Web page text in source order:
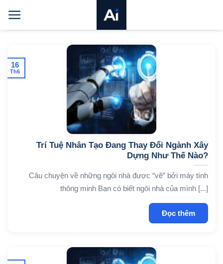
qua
nội
Trí Tuệ Nhân Tạo Đang Thay Đổi Ngành Xây
Dựng Như Thế Nào?
Câu chuyện về những ngôi nhà được “vẽ” bởi máy tính
thông minh Bạn có biết ngôi nhà của mình [...]
Đọc thêm
16
Th6